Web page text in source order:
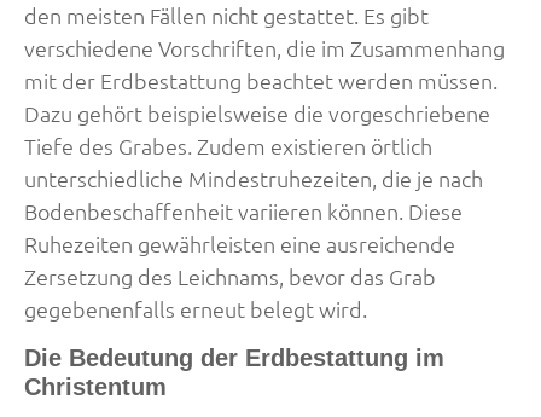
den meisten Fällen nicht gestattet. Es gibt
verschiedene Vorschriften, die im Zusammenhang
mit der Erdbestattung beachtet werden müssen.
Dazu gehört beispielsweise die vorgeschriebene
Tiefe des Grabes. Zudem existieren örtlich
unterschiedliche Mindestruhezeiten, die je nach
Bodenbeschaffenheit variieren können. Diese
Ruhezeiten gewährleisten eine ausreichende
Zersetzung des Leichnams, bevor das Grab
gegebenenfalls erneut belegt wird.
Die Bedeutung der Erdbestattung im
Christentum